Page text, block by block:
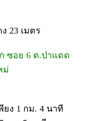
23 เมตร
ซอย 6 ต.ป่าแดด
ม่
ง 1 กม. 4 นาที